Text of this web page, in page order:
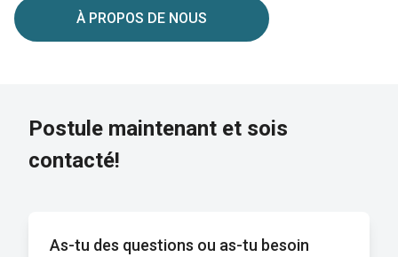
À PROPOS DE NOUS
Postule maintenant et sois
contacté!
As-tu des questions ou as-tu besoin